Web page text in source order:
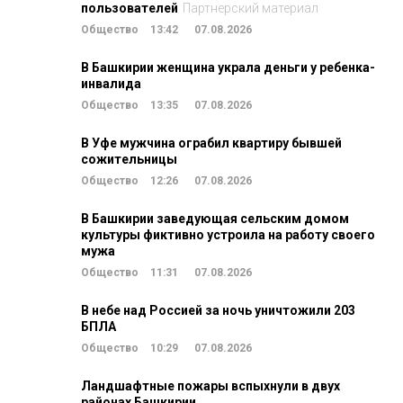
пользователей Партнерский материал
Общество 13:42 07.08.2026
В Башкирии женщина украла деньги у ребенка-
инвалида
Общество 13:35 07.08.2026
В Уфе мужчина ограбил квартиру бывшей
сожительницы
Общество 12:26 07.08.2026
В Башкирии заведующая сельским домом
культуры фиктивно устроила на работу своего
мужа
Общество 11:31 07.08.2026
В небе над Россией за ночь уничтожили 203
БПЛА
Общество 10:29 07.08.2026
Ландшафтные пожары вспыхнули в двух